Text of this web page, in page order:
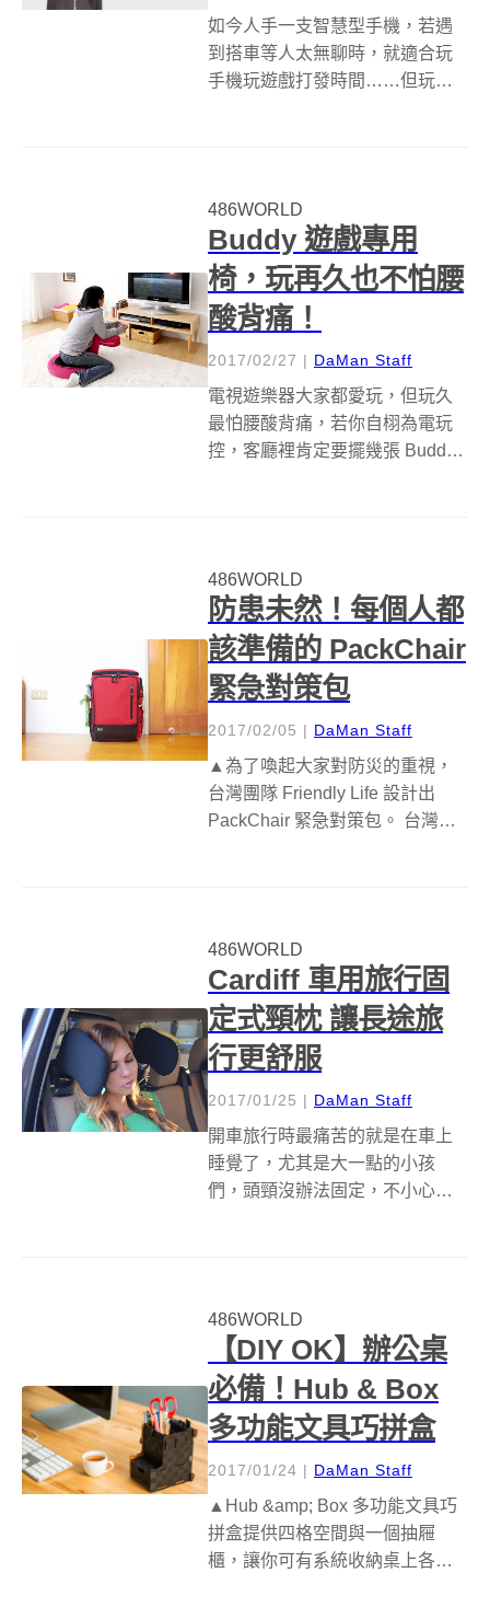
如今人手一支智慧型手機，若遇
到搭車等人太無聊時，就適合玩
手機玩遊戲打發時間……但玩來
迷宮方塊該怎...
486WORLD
Buddy 遊戲專用
椅，玩再久也不怕腰
酸背痛！
2017/02/27 | DaMan Staff
電視遊樂器大家都愛玩，但玩久
最怕腰酸背痛，若你自栩為電玩
控，客廳裡肯定要擺幾張 Buddy
於無靠背設計，取而代之的是前
方...
486WORLD
防患未然！每個人都
該準備的 PackChair
緊急對策包
2017/02/05 | DaMan Staff
▲為了喚起大家對防災的重視，
台灣團隊 Friendly Life 設計出
PackChair 緊急對策包。 台灣位
▲PackChai...
486WORLD
Cardiff 車用旅行固
定式頸枕 讓長途旅
行更舒服
2017/01/25 | DaMan Staff
開車旅行時最痛苦的就是在車上
睡覺了，尤其是大一點的小孩
們，頭頸沒辦法固定，不小心睡
小朋友或大人們能在車上想睡覺
時，脖...
486WORLD
【DIY OK】辦公桌
必備！Hub & Box
多功能文具巧拼盒
2017/01/24 | DaMan Staff
▲Hub &amp; Box 多功能文具巧
拼盒提供四格空間與一個抽屜
櫃，讓你可有系統收納桌上各種